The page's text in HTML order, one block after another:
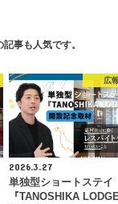
記事も人気です。
広
2026.3.27
単独型ショートステイ
『TANOSHIKA